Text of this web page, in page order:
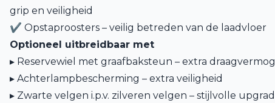
grip en veiligheid
✔ Opstaproosters – veilig betreden van de laadvloer
Optioneel uitbreidbaar met
▸ Reservewiel met graafbaksteun – extra
▸ Achterlampbescherming – extra veiligheid
▸ Zwarte velgen i.p.v. zilveren velgen – stijlvolle